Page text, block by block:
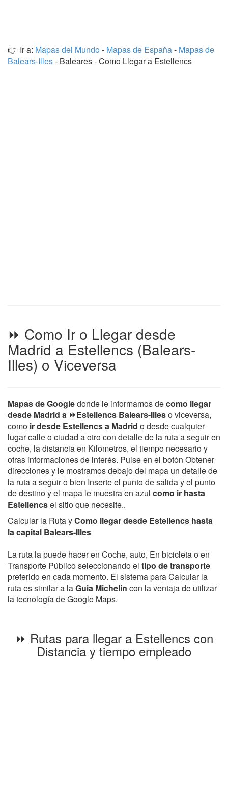
👉 Ir a: Mapas del Mundo - Mapas de España- Mapas de
Balears-Illes- Baleares - Como Llegar a Estellencs
⏩ Como Ir o Llegar desde
Madrid a Estellencs (Balears-
Illes) o Viceversa
Mapas de Googledonde le informamos decomo llegar
desde Madrid a ⏩Estellencs Balears-Illeso viceversa,
como ir desde Estellencs a Madrid o desde cualquier
lugar calle o ciudad a otro con detalle de la ruta a seguir en
coche, la distancia en Kilometros, el tiempo necesario y
otras informaciones de interés. Pulse en el botón Obtener
direcciones y le mostramos debajo del mapa un detalle de
la ruta a seguir o bien Inserte el punto de salida y el punto
de destino y el mapa le muestra en azul como ir hasta
Estellencsel sitio que necesite..
Calcular la Ruta yComo llegar desde Estellencs hasta
la capital Balears-Illes
La ruta la puede hacer en Coche, auto, En bicicleta o en
Transporte Público seleccionando el tipo de transporte
preferido en cada momento. El sistema para Calcular la
ruta es similar a laGuia Michelin con la ventaja de utilizar
la tecnología de Google Maps.
⏩ Rutas para llegar a Estellencs con
Distancia y tiempo empleado